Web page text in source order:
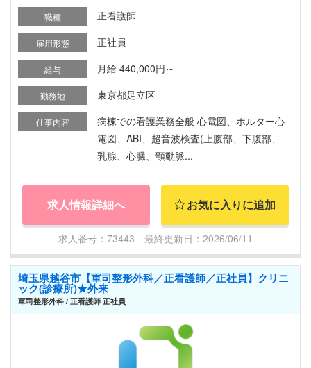
職種 正看護師
雇用形態 正社員
給与 月給 440,000円～
勤務地 東京都足立区
仕事内容
病棟での看護業務全般 心電図、ホルター心
電図、ABI、超音波検査(上腹部、下腹部、
乳腺、心臓、頸動脈...
求人情報詳細へ お気に入りに追加
求人番号：73443 最終更新日：2026/06/11
埼玉県越谷市【軍司整形外科／正看護師／正社員】クリニ
ック(診療所)★外来
軍司整形外科 / 正看護師 正社員